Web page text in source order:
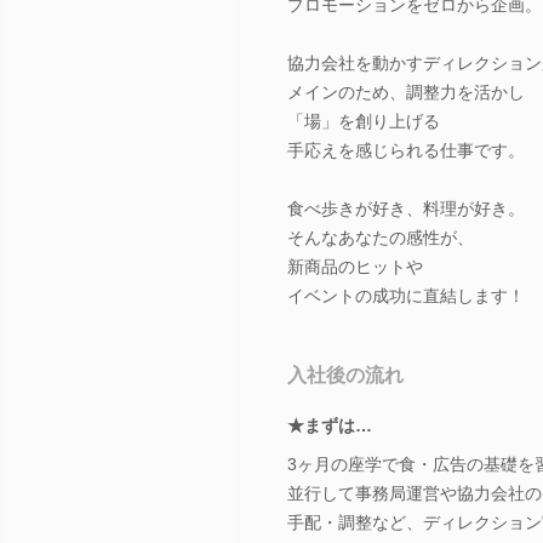
プロモーションをゼロから企画。
協力会社を動かすディレクショ
メインのため、調整力を活かし
「場」を創り上げる
手応えを感じられる仕事です。
食べ歩きが好き、料理が好き。
そんなあなたの感性が、
新商品のヒットや
イベントの成功に直結します！
入社後の流れ
★まずは…
3ヶ月の座学で食・広告の基礎を
並行して事務局運営や協力会社の
手配・調整など、ディレクショ